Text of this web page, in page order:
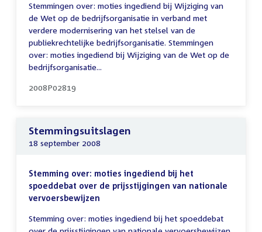
Stemmingen over: moties ingediend bij Wijziging van
de Wet op de bedrijfsorganisatie in verband met
verdere modernisering van het stelsel van de
publiekrechtelijke bedrijfsorganisatie. Stemmingen
over: moties ingediend bij Wijziging van de Wet op de
bedrijfsorganisatie...
2008P02819
Stemmingsuitslagen
18 september 2008
Stemming over: moties ingediend bij het
spoeddebat over de prijsstijgingen van nationale
vervoersbewijzen
Stemming over: moties ingediend bij het spoeddebat